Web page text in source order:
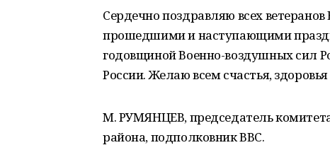
Сердечно поздравляю всех
прошедшими и наступающими
годовщиной Военно-воздушных сил
России. Желаю всем счастья,
М. РУМЯНЦЕВ, председатель
района, подполковник ВВС.